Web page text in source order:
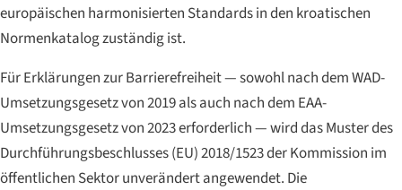
europäischen harmonisierten Standards in den kroatischen
Normenkatalog zuständig ist.
Für Erklärungen zur Barrierefreiheit — sowohl nach dem WAD-
Umsetzungsgesetz von 2019 als auch nach dem EAA-
Umsetzungsgesetz von 2023 erforderlich — wird das Muster des
Durchführungsbeschlusses (EU) 2018/1523 der Kommission im
öffentlichen Sektor unverändert angewendet. Die